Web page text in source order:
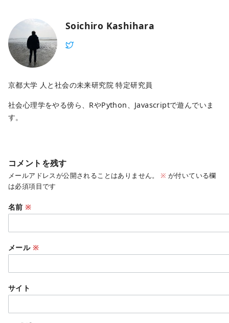
Soichiro Kashihara
京都大学 人と社会の未来研究院 特定研究員
社会心理学をやる傍ら、RやPython、Javascriptで遊んでいま
す。
コメントを残す
メールアドレスが公開されることはありません。 ※ が付いている欄
は必須項目です
名前※
メール ※
サイト